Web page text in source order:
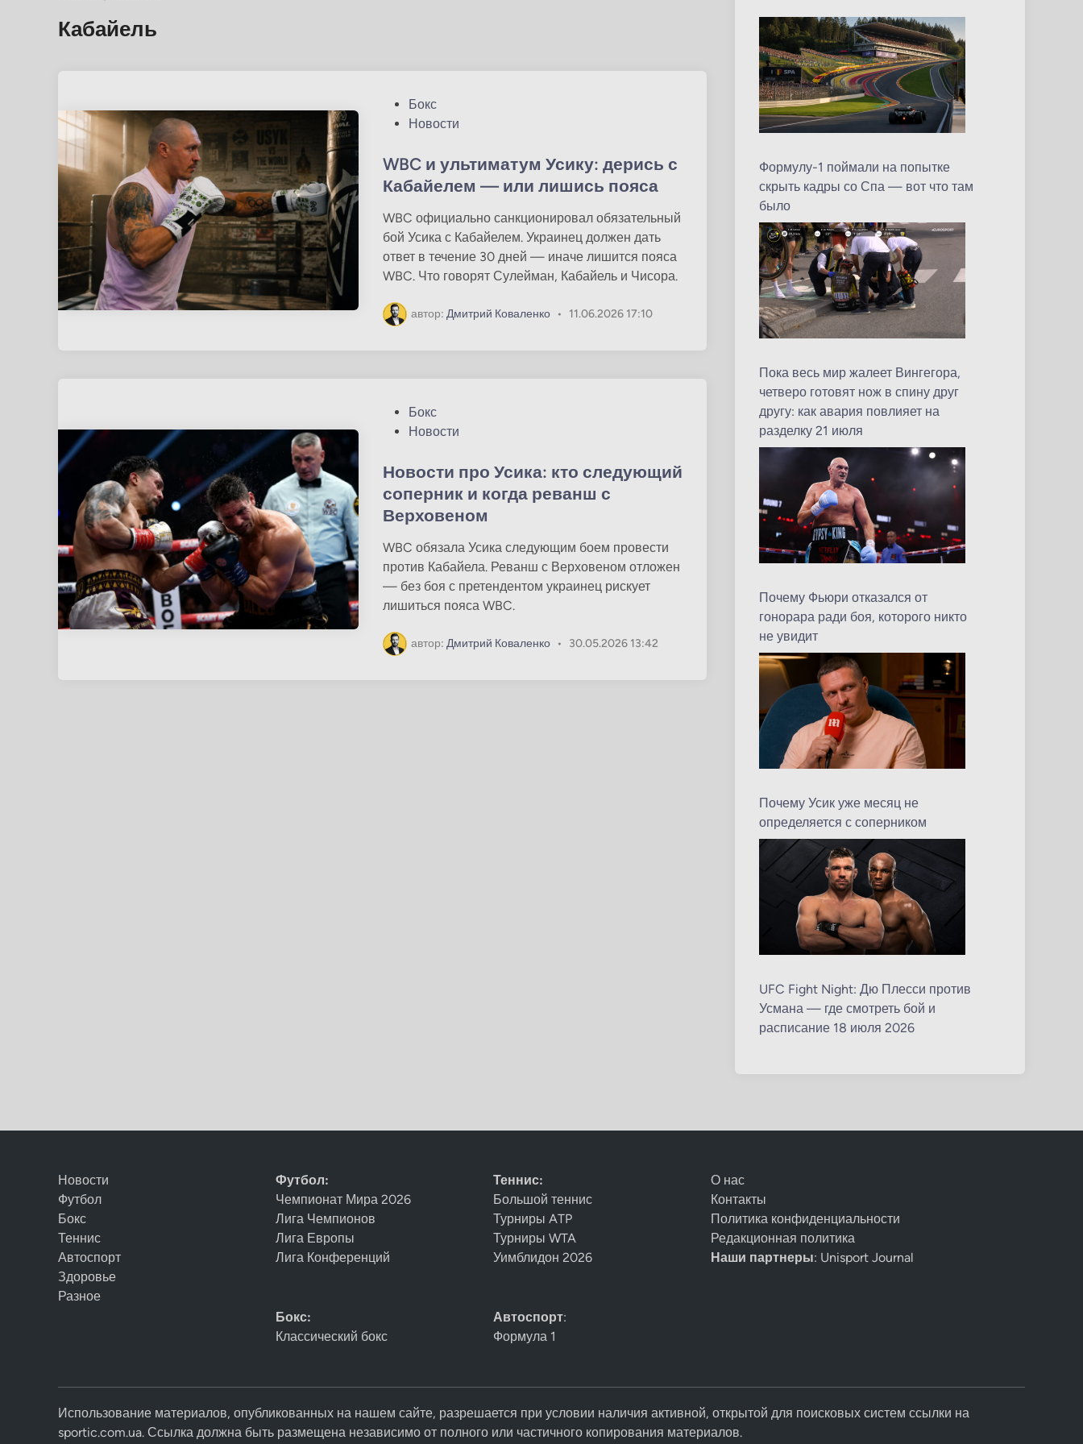
Кабайель
б
л
к
о
в
а
о
Бокс
Новости
WBC и ультиматум Усику: дерись с
Кабайелем — или лишись пояса
WBC официально санкционировал обязательный
бой Усика с Кабайелем. Украинец должен дать
ответ в течение 30 дней — иначе лишится пояса
WBC. Что говорят Сулейман, Кабайель и Чисора.
автор: Дмитрий Коваленко • 11.06.2026 17:10
б
л
и
о
в
а
н
в
Бокс
Новости
Новости про Усика: кто следующий
соперник и когда реванш с
Верховеном
WBC обязала Усика следующим боем провести
против Кабайела. Реванш с Верховеном отложен
— без боя с претендентом украинец рискует
лишиться пояса WBC.
автор: Дмитрий Коваленко • 30.05.2026 13:42
Формулу-1 поймали на попытке
скрыть кадры со Спа — вот что там
было
Пока весь мир жалеет Вингегора,
четверо готовят нож в спину друг
другу: как авария повлияет на
разделку 21 июля
Почему Фьюри отказался от
гонорара ради боя, которого никто
не увидит
Почему Усик уже месяц не
определяется с соперником
UFC Fight Night: Дю Плесси против
Усмана — где смотреть бой и
расписание 18 июля 2026
Новости
Футбол
Бокс
Теннис
Автоспорт
Здоровье
Разное
Футбол:
Чемпионат Мира 2026
Лига Чемпионов
Лига Европы
Лига Конференций
Бокс:
Классический бокс
Теннис:
Большой теннис
Турниры ATP
Турниры WTA
Уимблидон 2026
Автоспорт:
Формула 1
О нас
Контакты
Политика конфиденциальности
Редакционная политика
Наши партнеры: Unisport Journal
Использование материалов, опубликованных на нашем сайте, разрешается при условии наличия активной, открытой для поисковых систем ссылки на
sportic.com.ua. Ссылка должна быть размещена независимо от полного или частичного копирования материалов.